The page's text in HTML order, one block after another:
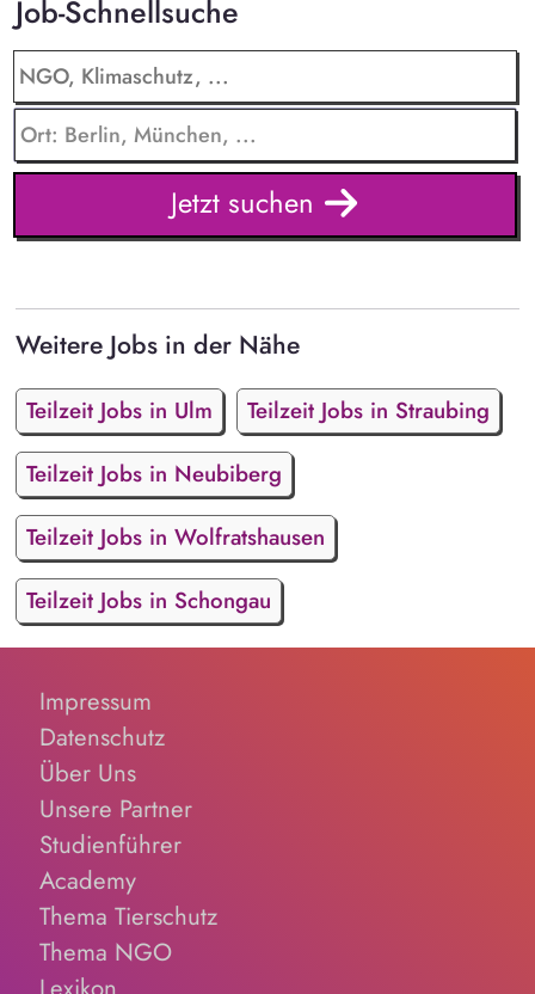
Job-Schnellsuche
Jetzt suchen
Weitere Jobs in der Nähe
Teilzeit Jobs in Ulm
Teilzeit Jobs in Straubing
Teilzeit Jobs in Neubiberg
Teilzeit Jobs in Wolfratshausen
Teilzeit Jobs in Schongau
Impressum
Datenschutz
Über Uns
Unsere Partner
Studienführer
Academy
Thema Tierschutz
Thema NGO